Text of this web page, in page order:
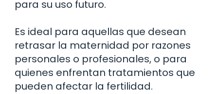
para su uso futuro.
Es ideal para aquellas que desean
retrasar la maternidad por razones
personales o profesionales, o para
quienes enfrentan tratamientos que
pueden afectar la fertilidad.